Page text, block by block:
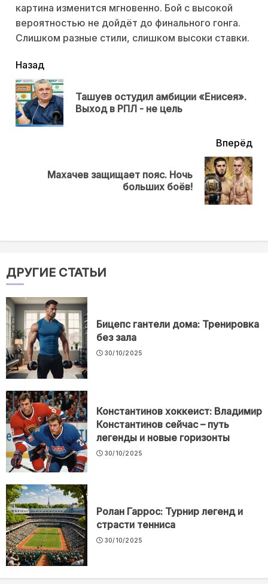
картина изменится мгновенно. Бой с высокой
вероятностью не дойдёт до финального гонга.
Слишком разные стили, слишком высоки ставки.
читать
еще
Назад
Ташуев остудил амбиции «Енисея».
Выход в РПЛ - не цель
Вперёд
Махачев защищает пояс. Ночь
больших боёв!
ДРУГИЕ СТАТЬИ
Бицепс гантели дома: Тренировка
без зала
30/10/2025
Константинов хоккеист: Владимир
Константинов сейчас – путь
легенды и новые горизонты
30/10/2025
Ролан Гаррос: Турнир легенд и
страсти тенниса
30/10/2025